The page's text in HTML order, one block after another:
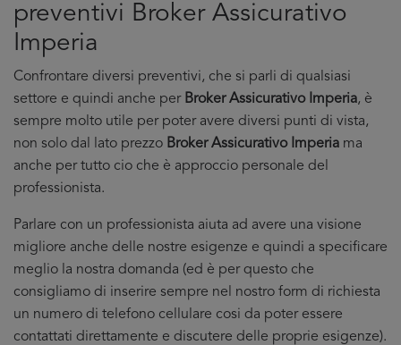
preventivi Broker Assicurativo
Imperia
Confrontare diversi preventivi, che si parli di qualsiasi
settore e quindi anche per Broker Assicurativo Imperia, è
sempre molto utile per poter avere diversi punti di vista,
non solo dal lato prezzo Broker Assicurativo Imperia ma
anche per tutto cio che è approccio personale del
professionista.
Parlare con un professionista aiuta ad avere una visione
migliore anche delle nostre esigenze e quindi a specificare
meglio la nostra domanda (ed è per questo che
consigliamo di inserire sempre nel nostro form di richiesta
un numero di telefono cellulare cosi da poter essere
contattati direttamente e discutere delle proprie esigenze).